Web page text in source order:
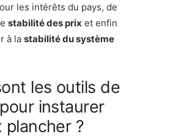
les intérêts du pays, de
stabilité des prix et enfin
à la stabilité du système
les outils de
instaurer
plancher ?